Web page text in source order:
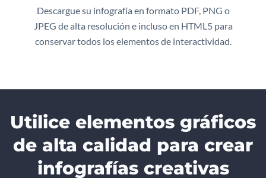
Descargue su infografía en formato PDF, PNG o
JPEG de alta resolución e incluso en HTML5 para
conservar todos los elementos de interactividad.
Utilice elementos gráficos
de alta calidad para crear
infografías creativas